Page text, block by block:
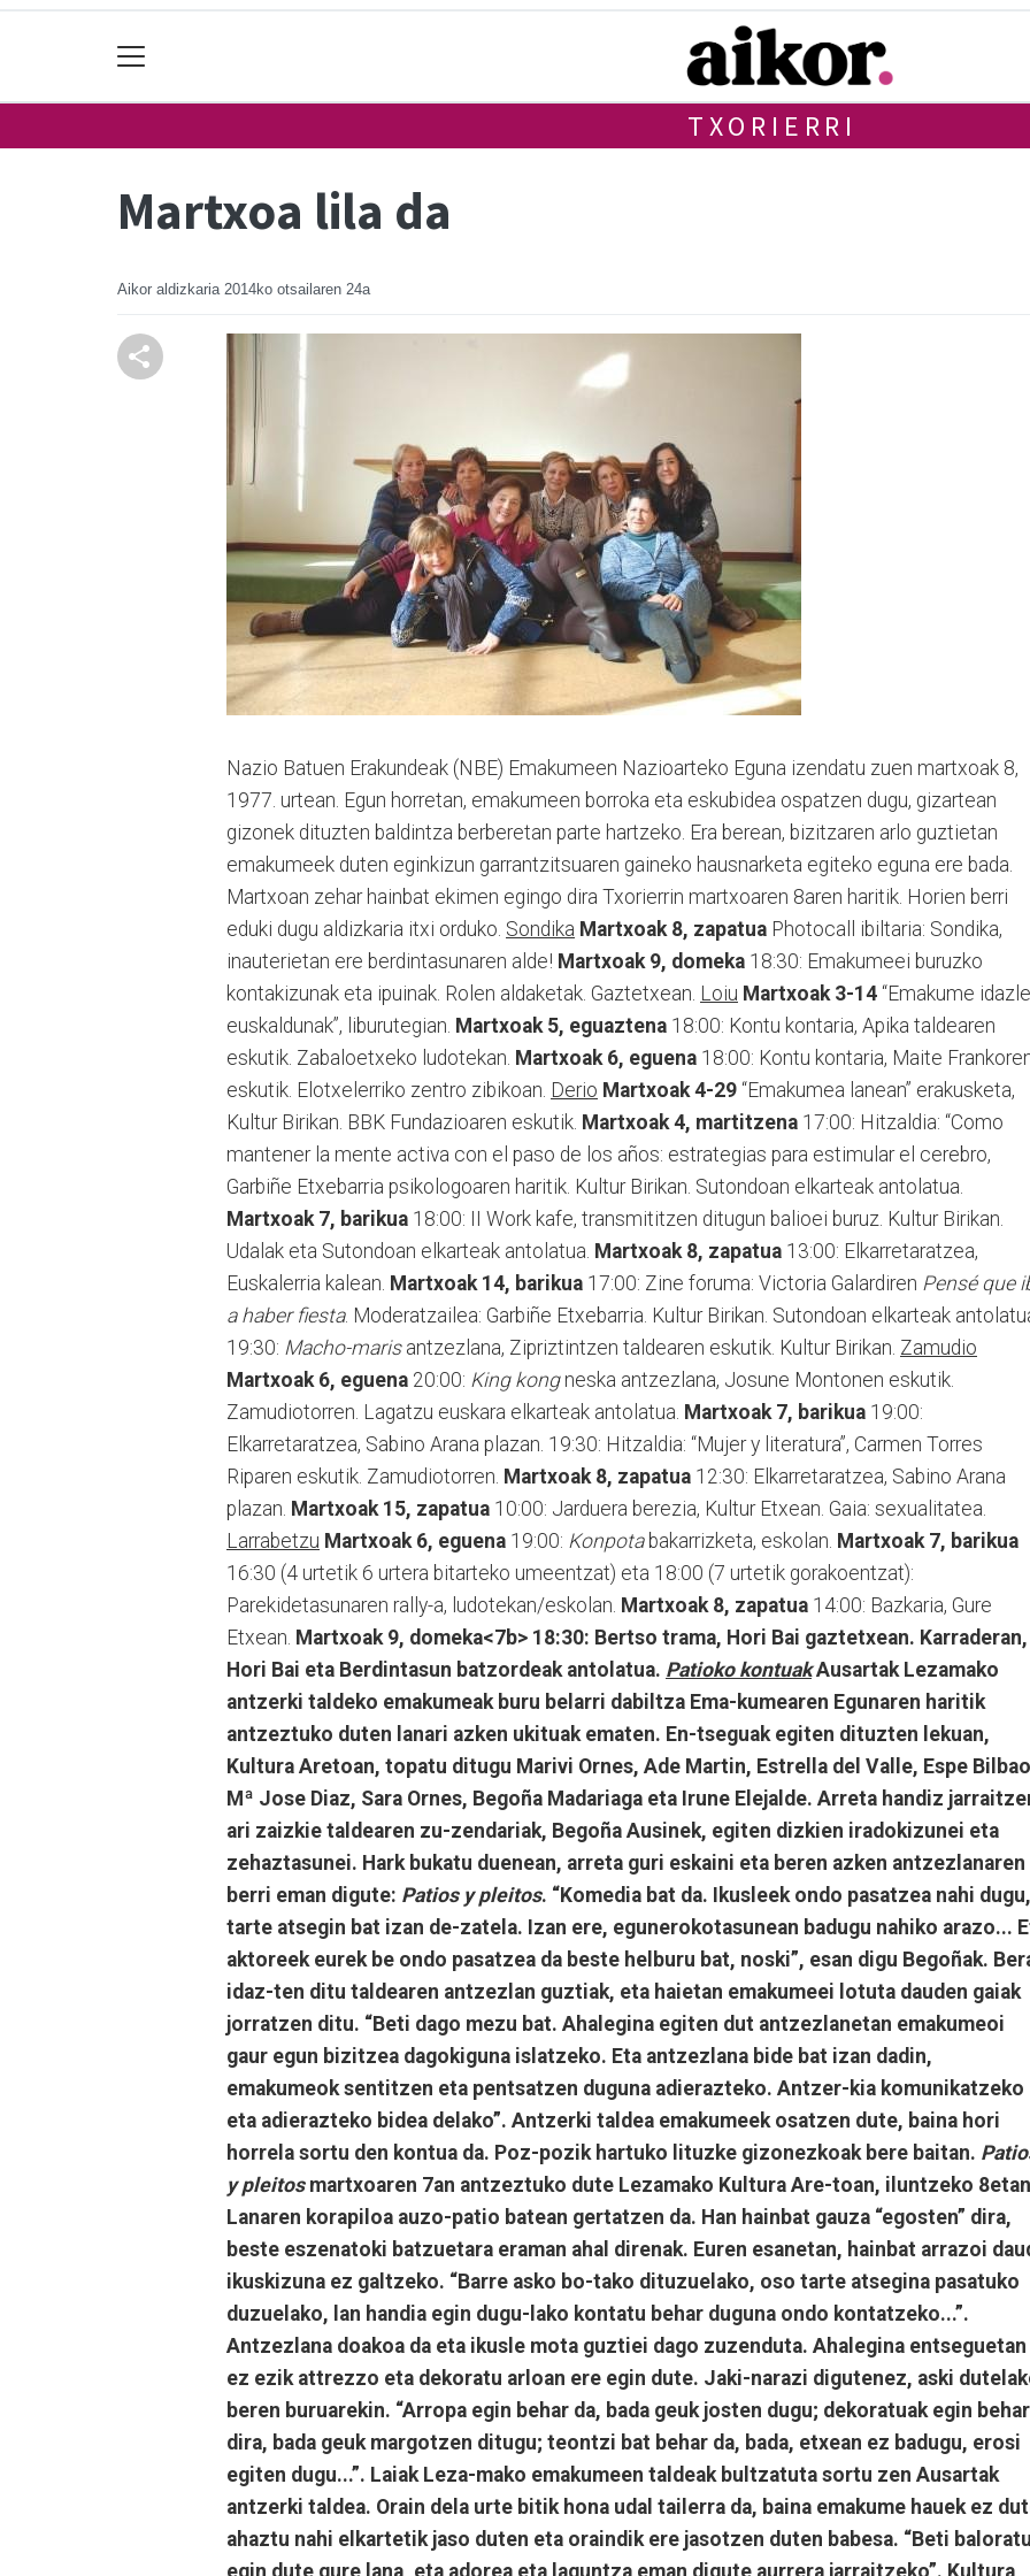
TXORIERRI
Martxoa lila da
Aikor aldizkaria 2014ko otsailaren 24a
Nazio Batuen Erakundeak (NBE) Emakumeen Nazioarteko Eguna izendatu zuen martxoak 8,
1977. urtean. Egun horretan, emakumeen borroka eta eskubidea ospatzen dugu, gizartean
gizonek dituzten baldintza berberetan parte hartzeko. Era berean, bizitzaren arlo guztietan
emakumeek duten eginkizun garrantzitsuaren gaineko hausnarketa egiteko eguna ere bada.
Martxoan zehar hainbat ekimen egingo dira Txorierrin martxoaren 8aren haritik. Horien berri
eduki dugu aldizkaria itxi orduko. Sondika Martxoak 8, zapatua Photocall ibiltaria: Sondika,
inauterietan ere berdintasunaren alde! Martxoak 9, domeka 18:30: Emakumeei buruzko
kontakizunak eta ipuinak. Rolen aldaketak. Gaztetxean. Loiu Martxoak 3-14 “Emakume idazle
euskaldunak”, liburutegian. Martxoak 5, eguaztena 18:00: Kontu kontaria, Apika taldearen
eskutik. Zabaloetxeko ludotekan. Martxoak 6, eguena 18:00: Kontu kontaria, Maite
eskutik. Elotxelerriko zentro zibikoan. Derio Martxoak 4-29 “Emakumea lanean” erakusketa,
Kultur Birikan. BBK Fundazioaren eskutik. Martxoak 4, martitzena 17:00: Hitzaldia: “Como
mantener la mente activa con el paso de los años: estrategias para estimular el cerebro,
Garbiñe Etxebarria psikologoaren haritik. Kultur Birikan. Sutondoan elkarteak antolatua.
Martxoak 7, barikua 18:00: II Work kafe, transmititzen ditugun balioei buruz. Kultur Birikan.
Udalak eta Sutondoan elkarteak antolatua. Martxoak 8, zapatua 13:00: Elkarretaratzea,
Euskalerria kalean. Martxoak 14, barikua 17:00: Zine foruma: Victoria Galardiren Pensé que
a haber fiesta. Moderatzailea: Garbiñe Etxebarria. Kultur Birikan. Sutondoan elkarteak
19:30: Macho-marisantzezlana, Zipriztintzen taldearen eskutik. Kultur Birikan. Zamudio
Martxoak 6, eguena 20:00: King kongneska antzezlana, Josune Montonen eskutik.
Zamudiotorren. Lagatzu euskara elkarteak antolatua. Martxoak 7, barikua 19:00:
Elkarretaratzea, Sabino Arana plazan. 19:30: Hitzaldia: “Mujer y literatura”, Carmen Torres
Riparen eskutik. Zamudiotorren. Martxoak 8, zapatua 12:30: Elkarretaratzea, Sabino Arana
plazan. Martxoak 15, zapatua 10:00: Jarduera berezia, Kultur Etxean. Gaia: sexualitatea.
Larrabetzu Martxoak 6, eguena 19:00: Konpotabakarrizketa, eskolan. Martxoak 7, barikua
16:30 (4 urtetik 6 urtera bitarteko umeentzat) eta 18:00 (7 urtetik gorakoentzat):
Parekidetasunaren rally-a, ludotekan/eskolan. Martxoak 8, zapatua 14:00: Bazkaria, Gure
Etxean. Martxoak 9, domeka<7b> 18:30: Bertso trama, Hori Bai gaztetxean. Karraderan,
Hori Bai eta Berdintasun batzordeak antolatua. Patioko kontuakAusartak Lezamako
antzerki taldeko emakumeak buru belarri dabiltza Ema-kumearen Egunaren haritik
antzeztuko duten lanari azken ukituak ematen. En-tseguak egiten dituzten lekuan,
Kultura Aretoan, topatu ditugu Marivi Ornes, Ade Martin, Estrella del Valle, Espe
Mª Jose Diaz, Sara Ornes, Begoña Madariaga eta Irune Elejalde. Arreta handiz
ari zaizkie taldearen zu-zendariak, Begoña Ausinek, egiten dizkien iradokizunei eta
zehaztasunei. Hark bukatu duenean, arreta guri eskaini eta beren azken antzezlanaren
berri eman digute: Patios y pleitos. “Komedia bat da. Ikusleek ondo pasatzea nahi dugu,
tarte atsegin bat izan de-zatela. Izan ere, egunerokotasunean badugu nahiko arazo...
aktoreek eurek be ondo pasatzea da beste helburu bat, noski”, esan digu Begoñak.
idaz-ten ditu taldearen antzezlan guztiak, eta haietan emakumeei lotuta dauden gaiak
jorratzen ditu. “Beti dago mezu bat. Ahalegina egiten dut antzezlanetan emakumeoi
gaur egun bizitzea dagokiguna islatzeko. Eta antzezlana bide bat izan dadin,
emakumeok sentitzen eta pentsatzen duguna adierazteko. Antzer-kia komunikatzeko
eta adierazteko bidea delako”. Antzerki taldea emakumeek osatzen dute, baina hori
horrela sortu den kontua da. Poz-pozik hartuko lituzke gizonezkoak bere baitan.
y pleitosmartxoaren 7an antzeztuko dute Lezamako Kultura Are-toan, iluntzeko
Lanaren korapiloa auzo-patio batean gertatzen da. Han hainbat gauza “egosten” dira,
beste eszenatoki batzuetara eraman ahal direnak. Euren esanetan, hainbat arrazoi
ikuskizuna ez galtzeko. “Barre asko bo-tako dituzuelako, oso tarte atsegina pasatuko
duzuelako, lan handia egin dugu-lako kontatu behar duguna ondo kontatzeko...”.
Antzezlana doakoa da eta ikusle mota guztiei dago zuzenduta. Ahalegina entseguetan
ez ezik attrezzo eta dekoratu arloan ere egin dute. Jaki-narazi digutenez, aski
beren buruarekin. “Arropa egin behar da, bada geuk josten dugu; dekoratuak egin behar
dira, bada geuk margotzen ditugu; teontzi bat behar da, bada, etxean ez badugu, erosi
egiten dugu...”. Laiak Leza-mako emakumeen taldeak bultzatuta sortu zen Ausartak
antzerki taldea. Orain dela urte bitik hona udal tailerra da, baina emakume hauek ez
ahaztu nahi elkartetik jaso duten eta oraindik ere jasotzen duten babesa. “Beti baloratu